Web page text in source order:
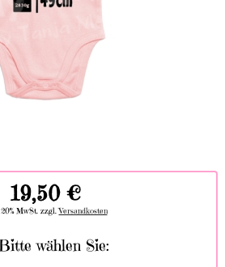
19,50 €
MwSt. zzgl.Versandkosten
wählen Sie: